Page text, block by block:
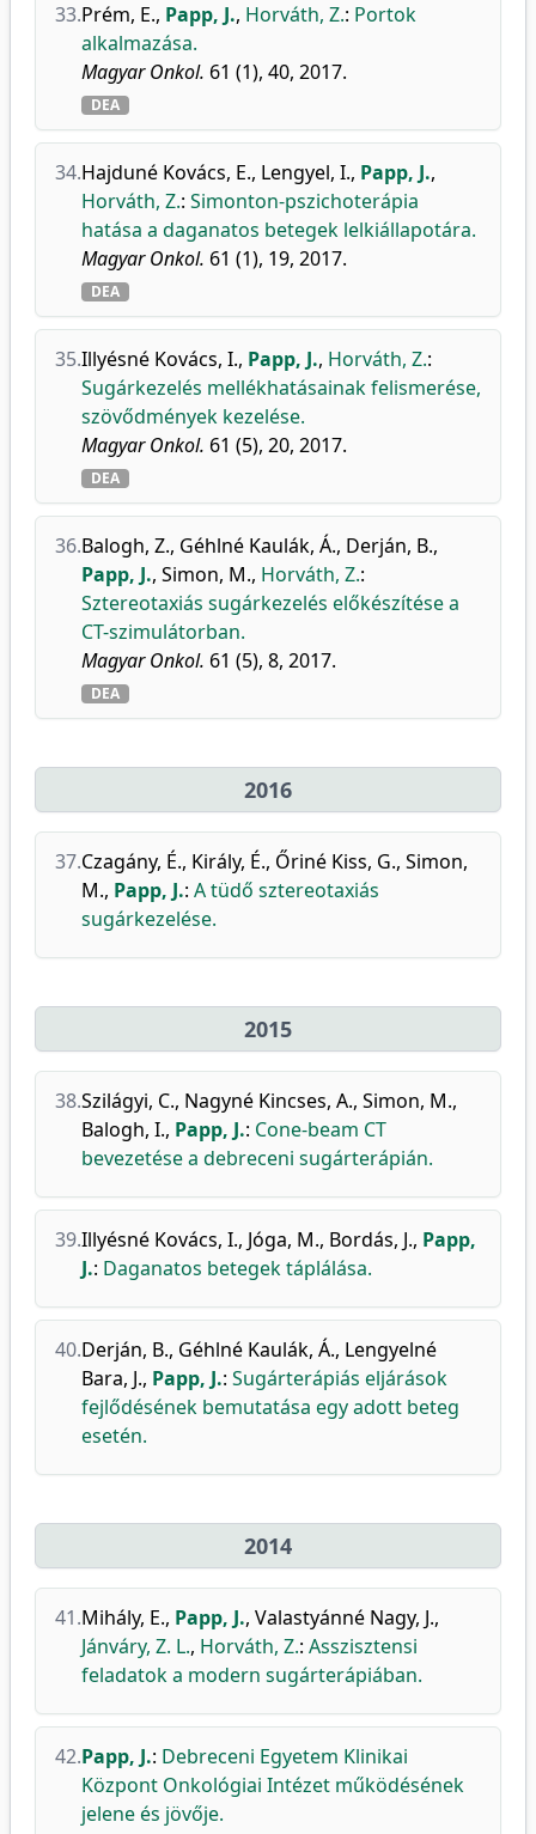
33.Prém, E., Papp, J., Horváth, Z.: Portok
alkalmazása.
Magyar Onkol. 61 (1), 40, 2017.
DEA
34.Hajduné Kovács, E., Lengyel, I., Papp, J.,
Horváth, Z.: Simonton-pszichoterápia
hatása a daganatos betegek lelkiállapotára.
Magyar Onkol. 61 (1), 19, 2017.
DEA
35.Illyésné Kovács, I., Papp, J., Horváth, Z.:
Sugárkezelés mellékhatásainak felismerése,
szövődmények kezelése.
Magyar Onkol. 61 (5), 20, 2017.
DEA
36.Balogh, Z., Géhlné Kaulák, Á., Derján, B.,
Papp, J., Simon, M., Horváth, Z.:
Sztereotaxiás sugárkezelés előkészítése a
CT-szimulátorban.
Magyar Onkol. 61 (5), 8, 2017.
DEA
2016
37.Czagány, É., Király, É., Őriné Kiss, G., Simon,
M., Papp, J.: A tüdő sztereotaxiás
sugárkezelése.
2015
38.Szilágyi, C., Nagyné Kincses, A., Simon, M.,
Balogh, I., Papp, J.: Cone-beam CT
bevezetése a debreceni sugárterápián.
39.Illyésné Kovács, I., Jóga, M., Bordás, J., Papp,
J.: Daganatos betegek táplálása.
40.Derján, B., Géhlné Kaulák, Á., Lengyelné
Bara, J., Papp, J.: Sugárterápiás eljárások
fejlődésének bemutatása egy adott beteg
esetén.
2014
41.Mihály, E., Papp, J., Valastyánné Nagy, J.,
Jánváry, Z. L., Horváth, Z.: Asszisztensi
feladatok a modern sugárterápiában.
42.Papp, J.: Debreceni Egyetem Klinikai
Központ Onkológiai Intézet működésének
jelene és jövője.